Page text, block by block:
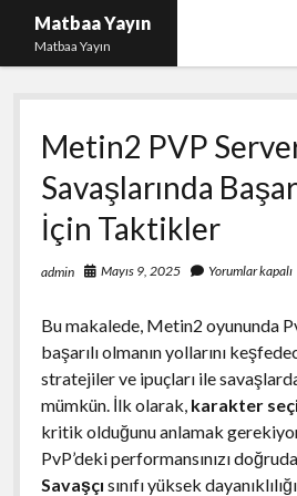
Matbaa Yayın
Matbaa Yayın
Igtv Izlenme Gönderme Hilesi
Instagram Bot Takipçileri Silme
Liste
Sayfa Listesi
Ücretsiz Twitter Beğeni Kasma
Metin2 PVP
Savaşlarında
İçin Taktikler
admin Mayıs 9, 2025 Yorumlar kapalı
Bu makalede, Metin2 oyununda
başarılı olmanın yollarını
stratejiler ve ipuçları ile
mümkün. İlk olarak, karakter
kritik olduğunu anlamak
PvP’deki performansınızı
Savaşçı sınıfı yüksek